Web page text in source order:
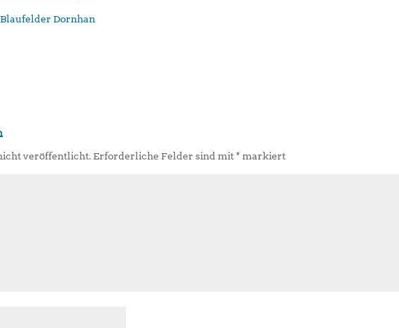
veröffentlicht. Erforderliche Felder sind mit* markiert